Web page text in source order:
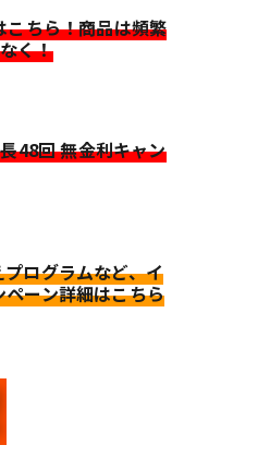
ちら！商品は頻繁
く！
48回 無金利キャン
ログラムなど、イ
ーン詳細はこちら